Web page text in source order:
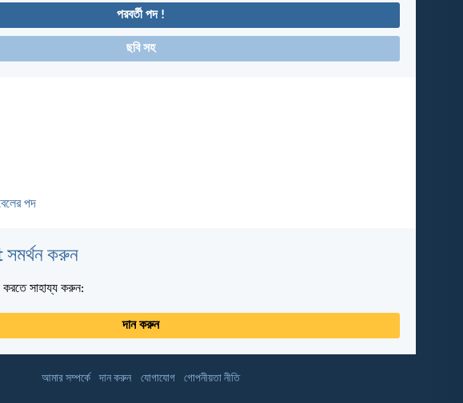
পরবর্তী পদ !
ছবি সহ
পদ
করুন
করতে সাহায্য করুন:
দান করুন
আমার সম্পর্কে দান করুন যোগাযোগ গোপনীয়তা নীতি